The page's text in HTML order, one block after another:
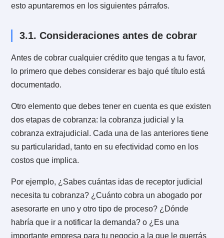
contrario, te verás obligado a presionar para que se
Así por ejemplo, entre proveedor y cliente tendremos
factura. Cuando se trate de contratos entre personas
naturales tendremos la opción de la escritura
el caso de que se trate de obligaciones de dinero,
tendremos el pagaré, el cheque o incluso la letra de
cambio.
Esto no sólo afectan decisiones legales a la hora de
documentar deudas. Así por ejemplo, hay veces
cliente más importante.
Las ventajas y desventajas varían según el
que elijas. En cualquier caso, debes asegurarte de